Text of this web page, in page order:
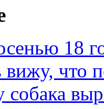
18
что
собака